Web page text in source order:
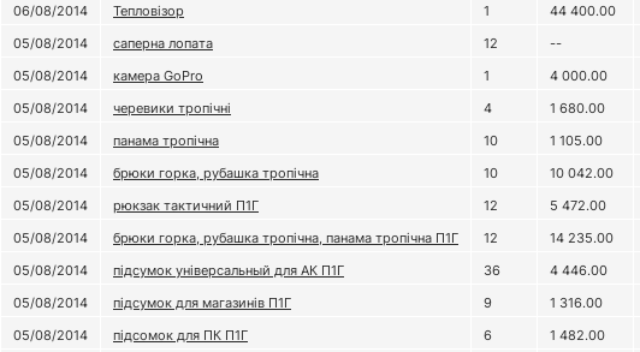
06/08/2014
Тепловізор 1 44 400.00
05/08/2014
саперна лопата 12 --
05/08/2014
камера GoPro 1 4 000.00
05/08/2014
черевики тропічні 4 1 680.00
05/08/2014
панама тропічна 10 1 105.00
05/08/2014
брюки горка, рубашка тропічна 10 10 042.00
05/08/2014
рюкзак тактичний П1Г 12 5 472.00
05/08/2014
брюки горка, рубашка тропічна, панама тропічна П1Г 12 14 235.00
05/08/2014
підсумок універсальный для АК П1Г 36 4 446.00
05/08/2014
підсумок для магазинів П1Г 9 1 316.00
05/08/2014
підсомок для ПК П1Г 6 1 482.00